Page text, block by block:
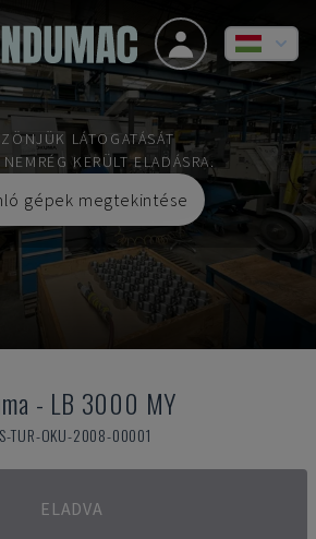
LÁTOGATÁSÁT
KERÜLT ELADÁSRA.
gépek megtekintése
- LB 3000 MY
TUR-OKU-2008-00001
ELADVA